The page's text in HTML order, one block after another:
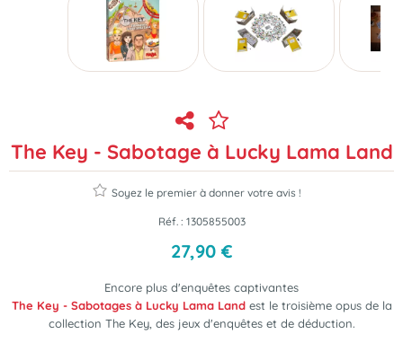
The Key - Sabotage à Lucky Lama Land
Soyez le premier à donner votre avis !
Réf. : 1305855003
27,90 €
Encore plus d'enquêtes captivantes
The Key - Sabotages à Lucky Lama Land est le troisième opus de la
collection The Key, des jeux d'enquêtes et de déduction.